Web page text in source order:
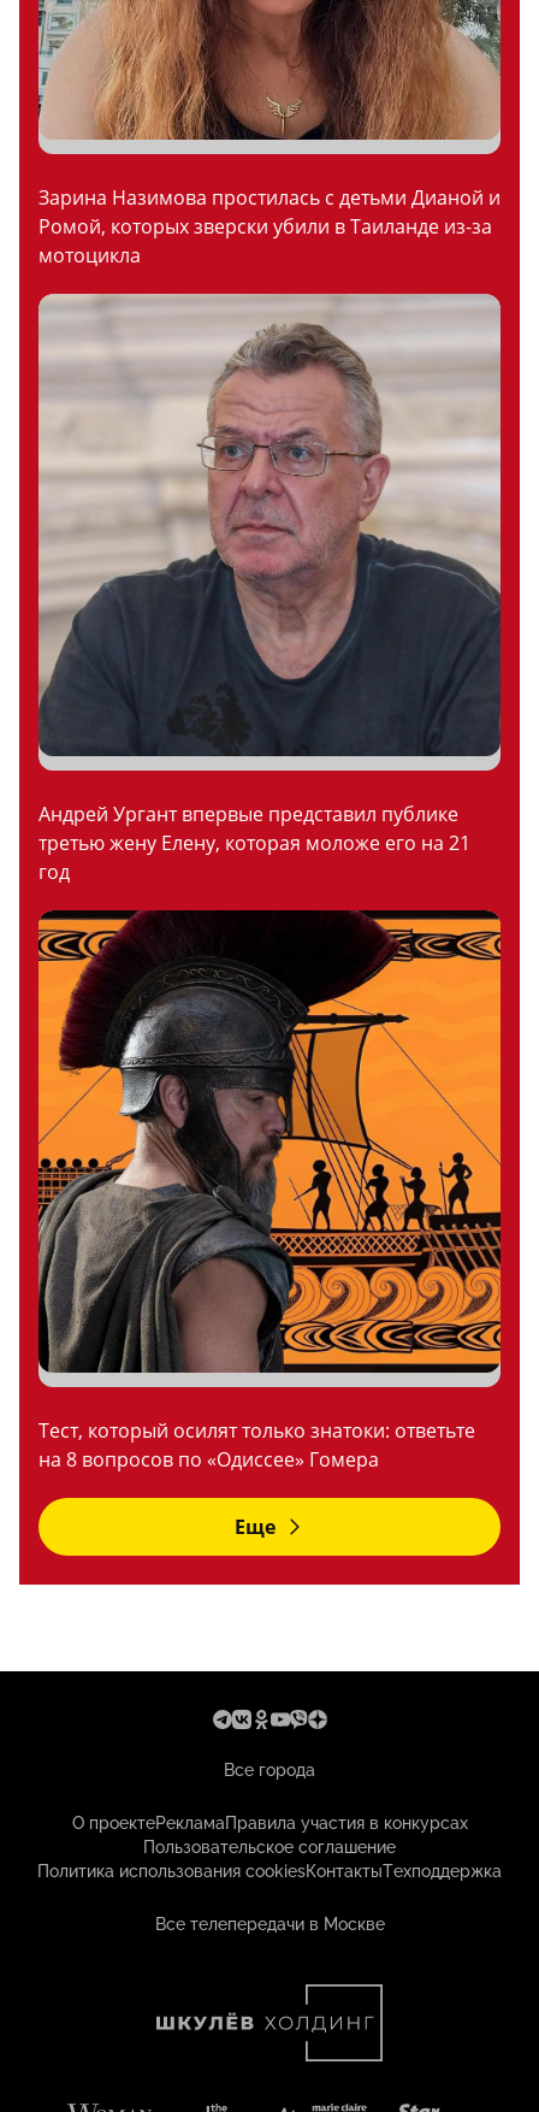
Зарина Назимова простилась с детьми Дианой и
Ромой, которых зверски убили в Таиланде из-за
мотоцикла
Андрей Ургант впервые представил публике
третью жену Елену, которая моложе его на 21
год
Тест, который осилят только знатоки: ответьте
на 8 вопросов по «Одиссее» Гомера
Еще
Все города
О проектеРекламаПравила участия в конкурсах
Пользовательское соглашение
Политика использования cookiesКонтактыТехподдержка
Все телепередачи в Москве